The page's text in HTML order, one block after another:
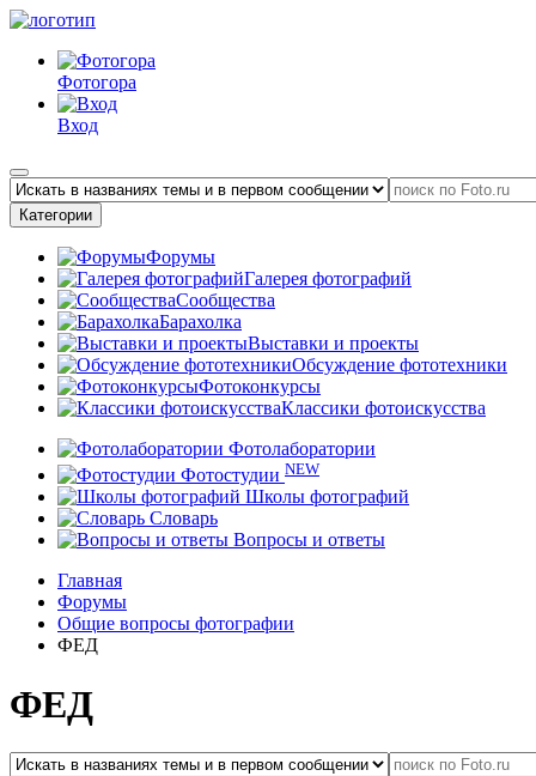
Фотогора
Вход
Категории
Форумы
Галерея фотографий
Сообщества
Барахолка
Выставки и проекты
Обсуждение фототехники
Фотоконкурсы
Классики фотоискусства
Фотолаборатории
Фотостудии NEW
Школы фотографий
Словарь
Вопросы и ответы
Главная
Форумы
Общие вопросы фотографии
ФЕД
ФЕД